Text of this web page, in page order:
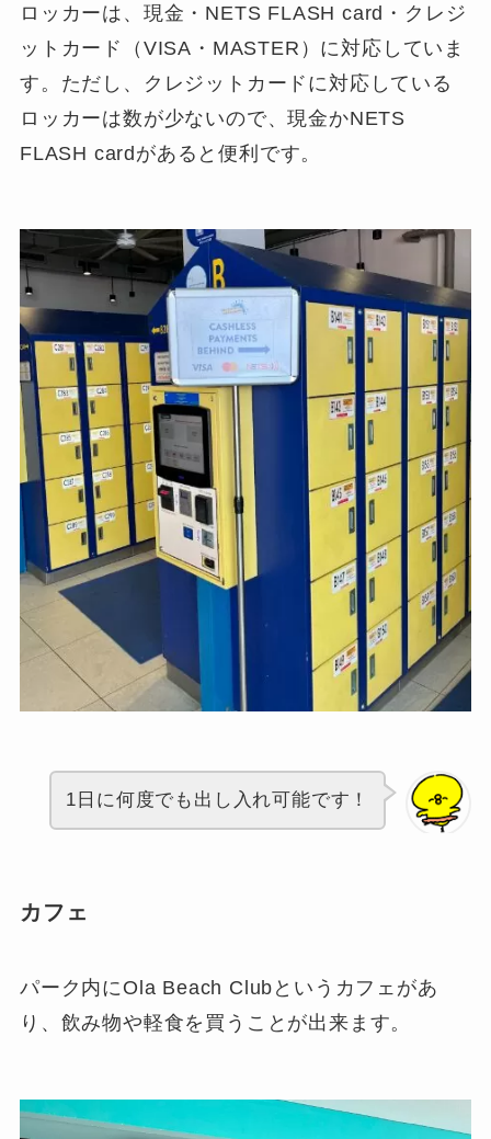
ロッカーは、現金・NETS FLASH card・クレジ
ットカード（VISA・MASTER）に対応していま
す。ただし、クレジットカードに対応している
ロッカーは数が少ないので、現金かNETS
FLASH cardがあると便利です。
1日に何度でも出し入れ可能です！
カフェ
パーク内にOla Beach Clubというカフェがあ
り、飲み物や軽食を買うことが出来ます。